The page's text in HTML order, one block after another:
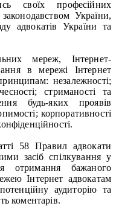
своїх професійних
України,
адвокатів України та
мереж, Інтернет-
в мережі Інтернет
незалежності;
стриманості та
будь-яких проявів
корпоративності
58 Правил адвокати
засіб спілкування у
отримання бажаного
Інтернет адвокатам
аудиторію та
коментарів.